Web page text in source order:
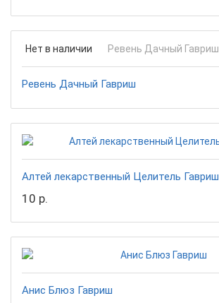
Нет в наличии
Ревень Дачный Гавриш
Алтей лекарственный Целитель Гавриш
10 р.
Анис Блюз Гавриш